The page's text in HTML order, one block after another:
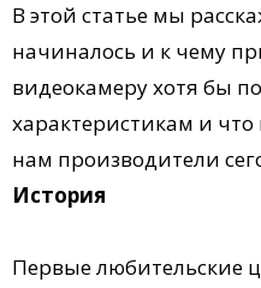
В этой статье мы
начиналось и к чему
видеокамеру хотя бы
характеристикам и
нам производители
История
Первые любительские